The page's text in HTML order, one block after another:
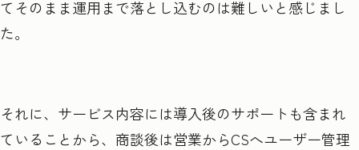
てそのまま運用まで落とし込むのは難しいと感じまし
た。
それに、サービス内容には導入後のサポートも含まれ
ていることから、商談後は営業からCSへユーザー管理